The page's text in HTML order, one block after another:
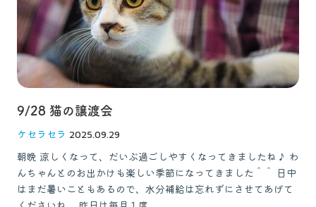
9/28 猫の譲渡会
ケセラセラ 2025.09.29
朝晩 涼しくなって、だいぶ過ごしやすくなってきましたね♪ わ
んちゃんとのお出かけも楽しい季節になってきました＾＾ 日中
はまだ暑いこともあるので、水分補給は忘れずにさせてあげて